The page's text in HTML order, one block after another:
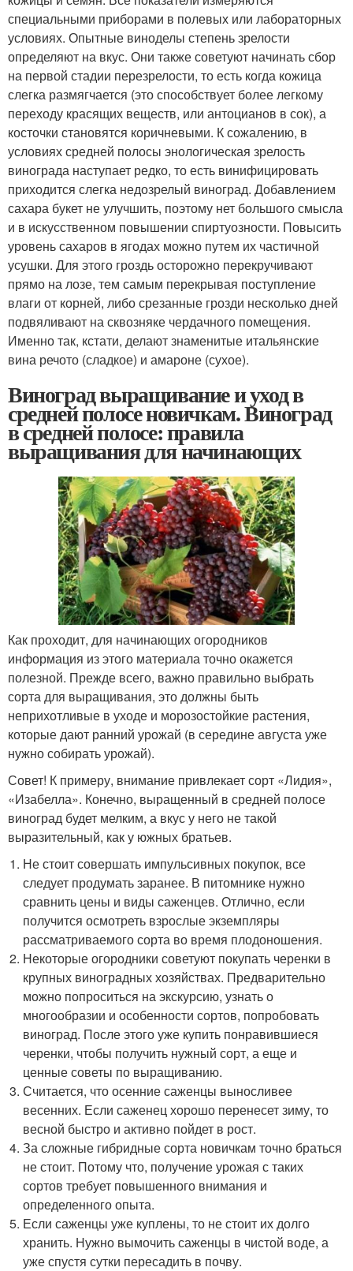
специальными приборами в полевых или лабораторных
условиях. Опытные виноделы степень зрелости
определяют на вкус. Они также советуют начинать сбор
на первой стадии перезрелости, то есть когда кожица
слегка размягчается (это способствует более легкому
переходу красящих веществ, или антоцианов в сок), а
косточки становятся коричневыми. К сожалению, в
условиях средней полосы энологическая зрелость
винограда наступает редко, то есть винифицировать
приходится слегка недозрелый виноград. Добавлением
сахара букет не улучшить, поэтому нет большого смысла
и в искусственном повышении спиртуозности. Повысить
уровень сахаров в ягодах можно путем их частичной
усушки. Для этого гроздь осторожно перекручивают
прямо на лозе, тем самым перекрывая поступление
влаги от корней, либо срезанные грозди несколько дней
подвяливают на сквозняке чердачного помещения.
Именно так, кстати, делают знаменитые итальянские
вина речото (сладкое) и амароне (сухое).
Виноград выращивание и уход в
средней полосе новичкам. Виноград
в средней полосе: правила
выращивания для начинающих
Как проходит, для начинающих огородников
информация из этого материала точно окажется
полезной. Прежде всего, важно правильно выбрать
сорта для выращивания, это должны быть
неприхотливые в уходе и морозостойкие растения,
которые дают ранний урожай (в середине августа уже
нужно собирать урожай).
Совет! К примеру, внимание привлекает сорт «Лидия»,
«Изабелла». Конечно, выращенный в средней полосе
виноград будет мелким, а вкус у него не такой
выразительный, как у южных братьев.
Не стоит совершать импульсивных покупок, все
следует продумать заранее. В питомнике нужно
сравнить цены и виды саженцев. Отлично, если
получится осмотреть взрослые экземпляры
рассматриваемого сорта во время плодоношения.
Некоторые огородники советуют покупать черенки в
крупных виноградных хозяйствах. Предварительно
можно попроситься на экскурсию, узнать о
многообразии и особенности сортов, попробовать
виноград. После этого уже купить понравившиеся
черенки, чтобы получить нужный сорт, а еще и
ценные советы по выращиванию.
Считается, что осенние саженцы выносливее
весенних. Если саженец хорошо перенесет зиму, то
весной быстро и активно пойдет в рост.
За сложные гибридные сорта новичкам точно браться
не стоит. Потому что, получение урожая с таких
сортов требует повышенного внимания и
определенного опыта.
Если саженцы уже куплены, то не стоит их долго
хранить. Нужно вымочить саженцы в чистой воде, а
уже спустя сутки пересадить в почву.